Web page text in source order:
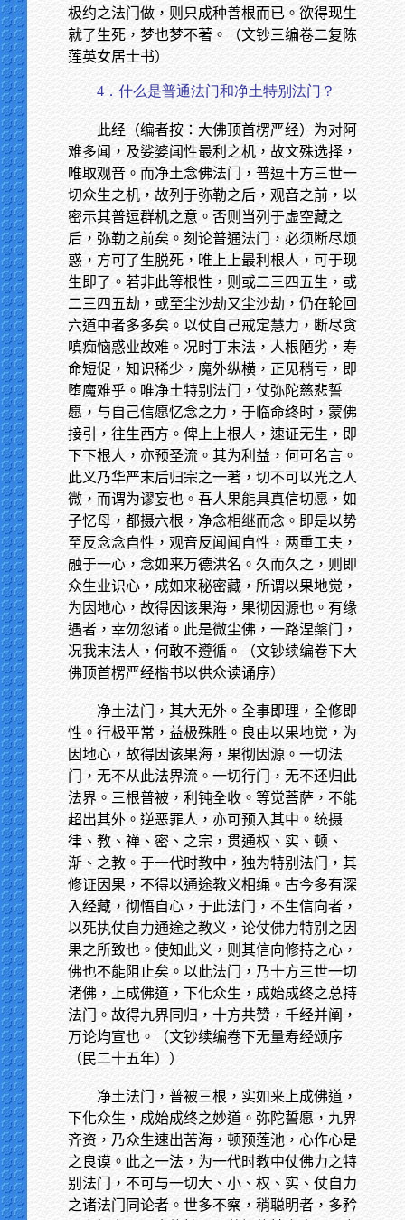
极约之法门做，则只成种善根而已。欲得现生
就了生死，梦也梦不著。（文钞三编卷二复陈
莲英女居士书）
4．什么是普通法门和净土特别法门？
此经（编者按：大佛顶首楞严经）为对阿
难多闻，及娑婆闻性最利之机，故文殊选择，
唯取观音。而净土念佛法门，普逗十方三世一
切众生之机，故列于弥勒之后，观音之前，以
密示其普逗群机之意。否则当列于虚空藏之
后，弥勒之前矣。刻论普通法门，必须断尽烦
惑，方可了生脱死，唯上上最利根人，可于现
生即了。若非此等根性，则或二三四五生，或
二三四五劫，或至尘沙劫又尘沙劫，仍在轮回
六道中者多多矣。以仗自己戒定慧力，断尽贪
嗔痴恼惑业故难。况时丁末法，人根陋劣，寿
命短促，知识稀少，魔外纵横，正见稍亏，即
堕魔难乎。唯净土特别法门，仗弥陀慈悲誓
愿，与自己信愿忆念之力，于临命终时，蒙佛
接引，往生西方。俾上上根人，速证无生，即
下下根人，亦预圣流。其为利益，何可名言。
此义乃华严末后归宗之一著，切不可以光之人
微，而谓为谬妄也。吾人果能具真信切愿，如
子忆母，都摄六根，净念相继而念。即是以势
至反念念自性，观音反闻闻自性，两重工夫，
融于一心，念如来万德洪名。久而久之，则即
众生业识心，成如来秘密藏，所谓以果地觉，
为因地心，故得因该果海，果彻因源也。有缘
遇者，幸勿忽诸。此是微尘佛，一路涅槃门，
况我末法人，何敢不遵循。（文钞续编卷下大
佛顶首楞严经楷书以供众读诵序）
净土法门，其大无外。全事即理，全修即
性。行极平常，益极殊胜。良由以果地觉，为
因地心，故得因该果海，果彻因源。一切法
门，无不从此法界流。一切行门，无不还归此
法界。三根普被，利钝全收。等觉菩萨，不能
超出其外。逆恶罪人，亦可预入其中。统摄
律、教、禅、密、之宗，贯通权、实、顿、
渐、之教。于一代时教中，独为特别法门，其
修证因果，不得以通途教义相绳。古今多有深
入经藏，彻悟自心，于此法门，不生信向者，
以死执仗自力通途之教义，论仗佛力特别之因
果之所致也。使知此义，则其信向修持之心，
佛也不能阻止矣。以此法门，乃十方三世一切
诸佛，上成佛道，下化众生，成始成终之总持
法门。故得九界同归，十方共赞，千经并阐，
万论均宣也。（文钞续编卷下无量寿经颂序
（民二十五年））
净土法门，普被三根，实如来上成佛道，
下化众生，成始成终之妙道。弥陀誓愿，九界
齐资，乃众生速出苦海，顿预莲池，心作心是
之良谟。此之一法，为一代时教中仗佛力之特
别法门，不可与一切大、小、权、实、仗自力
之诸法门同论者。世多不察，稍聪明者，多矜